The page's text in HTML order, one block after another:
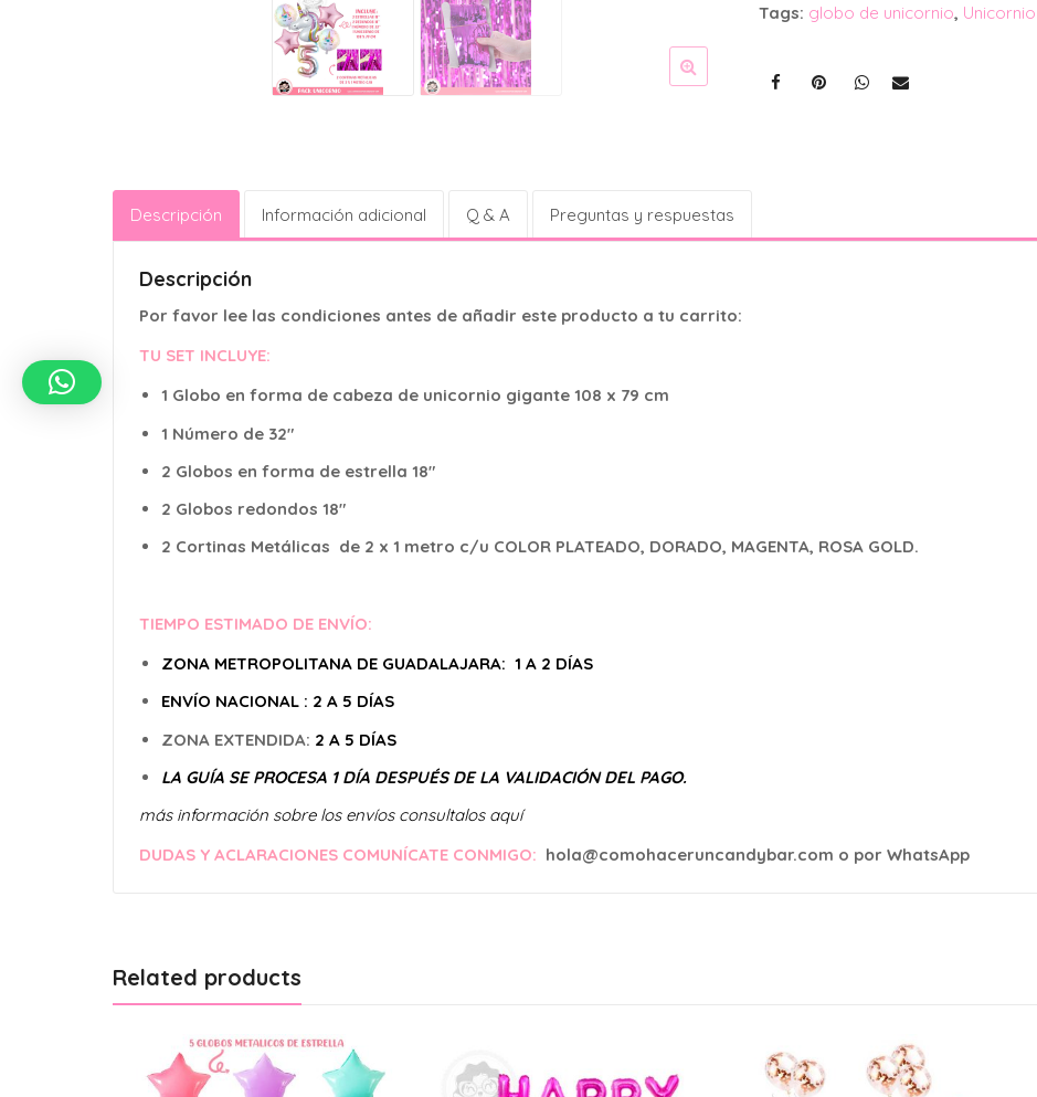
Tags: globo de unicornio, Unicornio
Descripción Información adicional Q & A Preguntas y respuestas
Descripción
Por favor lee las condiciones antes de añadir este producto a tu carrito:
TU SET INCLUYE:
1 Globo en forma de cabeza de unicornio gigante 108 x 79 cm
1 Número de 32″
2 Globos en forma de estrella 18″
2 Globos redondos 18″
2 Cortinas Metálicas de 2 x 1 metro c/u COLOR PLATEADO, DORADO, MAGENTA, ROSA GOLD.
TIEMPO ESTIMADO DE ENVÍO:
ZONA METROPOLITANA DE GUADALAJARA: 1 A 2 DÍAS
ENVÍO NACIONAL : 2 A 5 DÍAS
ZONA EXTENDIDA: 2 A 5 DÍAS
LA GUÍA SE PROCESA 1 DÍA DESPUÉS DE LA VALIDACIÓN DEL PAGO.
más información sobre los envíos consultalos aquí
DUDAS Y ACLARACIONES COMUNÍCATE CONMIGO: hola@comohaceruncandybar.com o por WhatsApp
Related products